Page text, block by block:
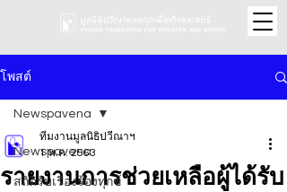
โพสต์
Newspavena
สถิติรับเรื่องร้องทุกข์
Newspavena
รายงานการช่วยเหลือผู้ได้รับ
ทีมงานมูลนิธิปวีณาฯ
1 พ.ค. 2563